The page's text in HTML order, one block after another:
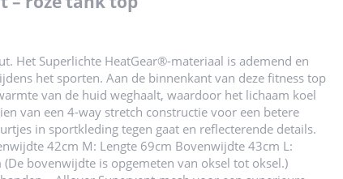
Het Superlichte HeatGear®-materiaal is ademend en
het sporten. Aan de binnenkant van deze fitness top
van de huid weghaalt, waardoor het lichaam koel
van een 4-way stretch constructie voor een betere
in sportkleding tegen gaat en reflecterende details.
42cm M: Lengte 69cm Bovenwijdte 43cm L:
bovenwijdte is opgemeten van oksel tot oksel.)